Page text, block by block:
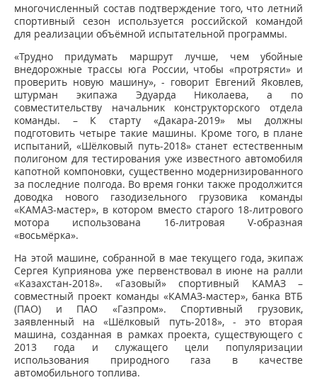
многочисленный состав подтверждение того, что летний
спортивный сезон используется российской командой
для реализации объёмной испытательной программы.
«Трудно придумать маршрут лучше, чем убойные
внедорожные трассы юга России, чтобы «протрясти» и
проверить новую машину», - говорит Евгений Яковлев,
штурман экипажа Эдуарда Николаева, а по
совместительству начальник конструкторского отдела
команды. – К старту «Дакара-2019» мы должны
подготовить четыре такие машины. Кроме того, в плане
испытаний, «Шёлковый путь-2018» станет естественным
полигоном для тестирования уже известного автомобиля
капотной компоновки, существенно модернизированного
за последние полгода. Во время гонки также продолжится
доводка нового газодизельного грузовика команды
«КАМАЗ-мастер», в котором вместо старого 18-литрового
мотора использована 16-литровая V-образная
«восьмёрка».
На этой машине, собранной в мае текущего года, экипаж
Сергея Куприянова уже первенствовал в июне на ралли
«Казахстан-2018». «Газовый» спортивный КАМАЗ –
совместный проект команды «КАМАЗ-мастер», банка ВТБ
(ПАО) и ПАО «Газпром». Спортивный грузовик,
заявленный на «Шёлковый путь-2018», - это вторая
машина, созданная в рамках проекта, существующего с
2013 года и служащего цели популяризации
использования природного газа в качестве
автомобильного топлива.